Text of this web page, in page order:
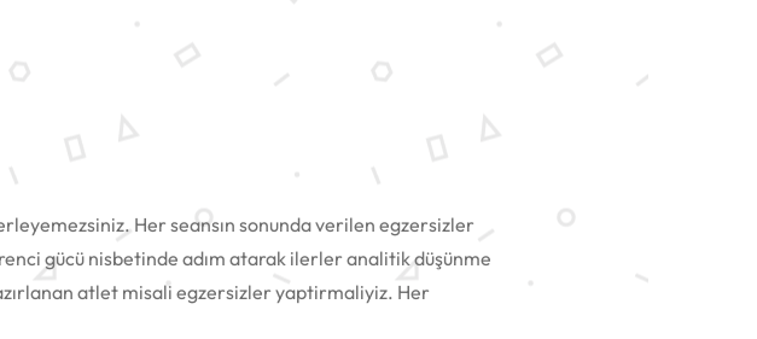
Her seansın sonunda verilen egzersizler
gücü nisbetinde adım atarak ilerler analitik düşünme
atlet misali egzersizler yaptirmaliyiz. Her